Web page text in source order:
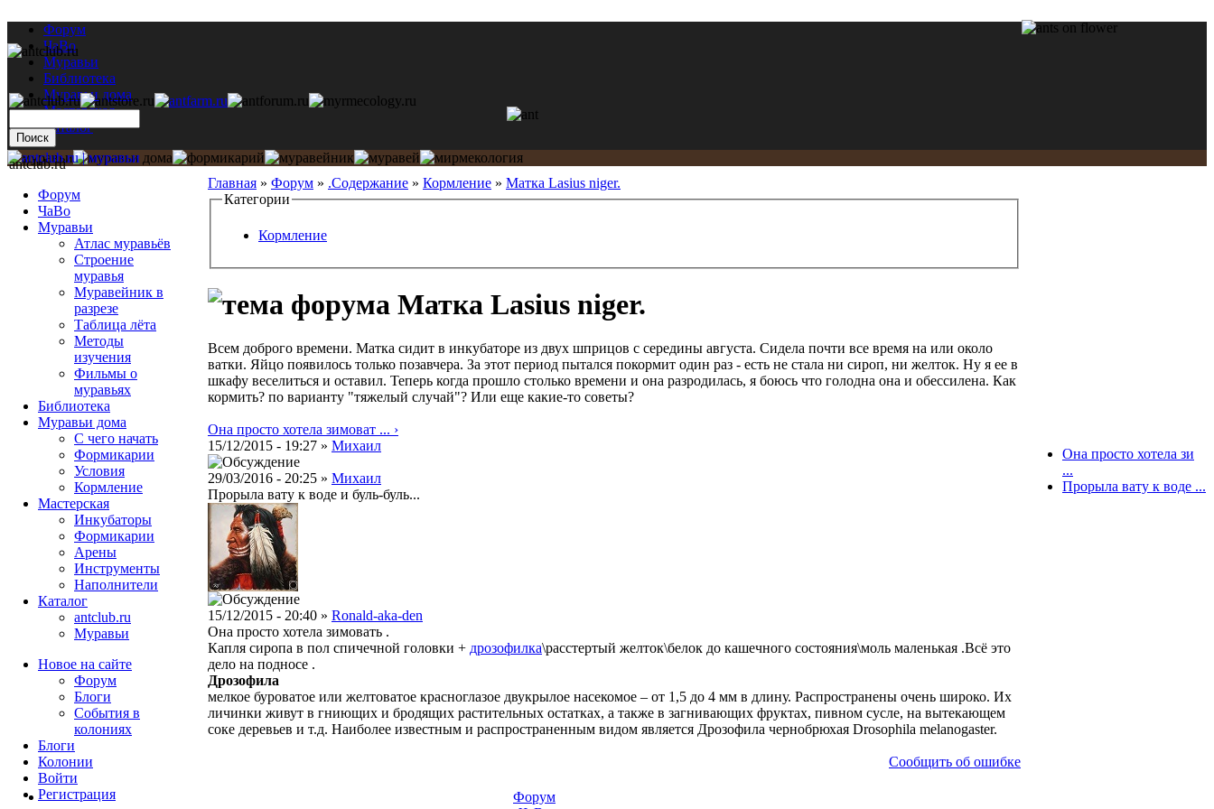
Форум
ЧаВо
Муравьи
Библиотека
Муравьи дома
Мастерская
Каталог
Главная » Форум » .Содержание » Кормление » Матка Lasius niger.
Категории
Кормление
Матка Lasius niger.
Всем доброго времени. Матка сидит в инкубаторе из двух шприцов с середины августа. Сидела почти все время на или около
ватки. Яйцо появилось только позавчера. За этот период пытался покормит один раз - есть не стала ни сироп, ни желток. Ну я ее в
шкафу веселиться и оставил. Теперь когда прошло столько времени и она разродилась, я боюсь что голодна она и обессилена. Как
кормить? по варианту "тяжелый случай"? Или еще какие-то советы?
Она просто хотела зимоват ... ›
15/12/2015 - 19:27 » Михаил
29/03/2016 - 20:25 » Михаил
Прорыла вату к воде и буль-буль...
15/12/2015 - 20:40 » Ronald-aka-den
Она просто хотела зимовать .
Капля сиропа в пол спичечной головки + дрозофилка\расстертый желток\белок до кашечного состояния\моль маленькая .Всё это
дело на подносе .
Дрозофила
мелкое буроватое или желтоватое красноглазое двукрылое насекомое – от 1,5 до 4 мм в длину. Распространены очень широко. Их
личинки живут в гниющих и бродящих растительных остатках, а также в загнивающих фруктах, пивном сусле, на вытекающем
соке деревьев и т.д. Наиболее известным и распространенным видом является Дрозофила чернобрюхая Drosophila melanogaster.
Сообщить об ошибке
antclub.ru
Форум
ЧаВо
Муравьи
Атлас муравьёв
Строение
муравья
Муравейник в
разрезе
Таблица лёта
Методы
изучения
Фильмы о
муравьях
Библиотека
Муравьи дома
С чего начать
Формикарии
Условия
Кормление
Мастерская
Инкубаторы
Формикарии
Арены
Инструменты
Наполнители
Каталог
antclub.ru
Муравьи
Новое на сайте
Форум
Блоги
События в
колониях
Блоги
Колонии
Войти
Peгиcтpaция
Она просто хотела зи
...
Прорыла вату к воде ...
Форум